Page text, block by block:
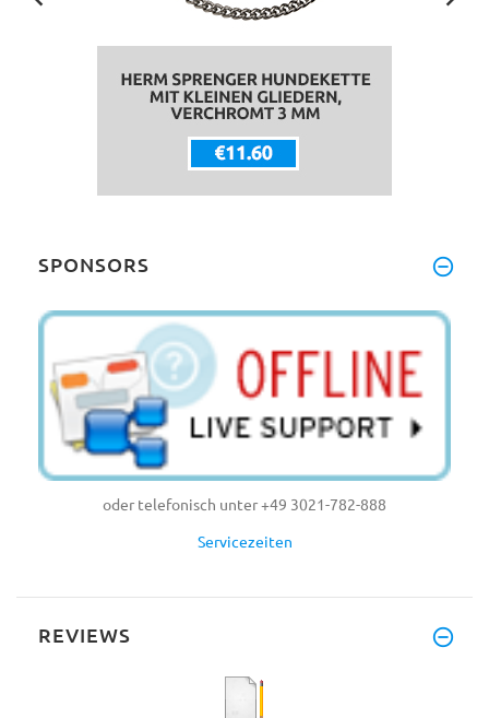
SPONSORS
oder telefonisch unter +49 3021-782-888
Servicezeiten
REVIEWS